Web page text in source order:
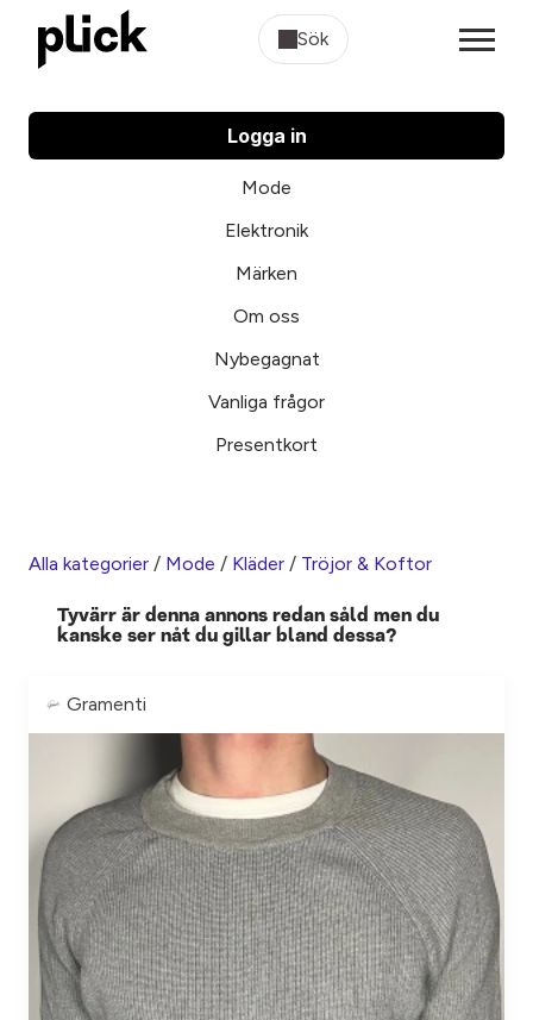
Sök
Logga in
Mode
Elektronik
Märken
Om oss
Nybegagnat
Vanliga frågor
Presentkort
Alla kategorier / Mode / Kläder / Tröjor & Koftor
Tyvärr är denna annons redan såld men du
kanske ser nåt du gillar bland dessa?
Gramenti